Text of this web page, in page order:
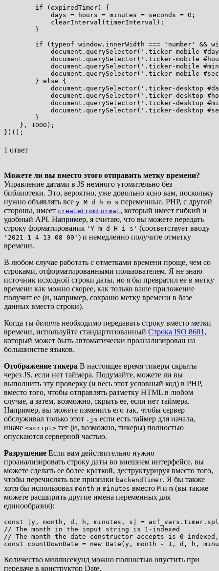
        if (expiredTimer) {
            days = hours = minutes = seconds = 0;
            clearInterval(timerInterval);
        }
if (typeof window.innerWidth === 'number' &&
document.querySelector('.ticker-mobile
document.querySelector('.ticker-mobile
document.querySelector('.ticker-mobile
document.querySelector('.ticker-mobile
        } else {
document.querySelector('.ticker-desktop
document.querySelector('.ticker-desktop
document.querySelector('.ticker-desktop
document.querySelector('.ticker-desktop
        }
    }, 1000);
1 ответ
Можете ли вы вместо этого отправить метку времени?
Управление датами в JS немного утомительно без
библиотеки. Это, вероятно, уже довольно ясно вам, поскольку
нужно объявлять все y M d h m s переменные. PHP, с другой
стороны, имеет createFromFormat, который имеет гибкий и
удобный API. Например, я считаю, что вы можете передать
строку форматирования 'Y m d H i s' (соответствует вводу
'2021 1 4 13 08 00' ) и немедленно получите отметку
времени.
В любом случае работать с отметками времени проще, чем со
строками, отформатированными пользователем. Я не знаю
источник исходной строки даты, но я бы превратил ее в метку
времени как можно скорее, как только ваше приложение
получит ее (и, например, сохраню метку времени в базе
данных вместо строки).
Когда ты делать необходимо передавать строку вместо метки
времени, используйте стандартизованный Строка ISO 8601 ,
который может быть автоматически проанализирован на
большинстве языков.
Отображение тикера В настоящее время тикеры скрыты
через JS, если нет таймера. Подумайте, можете ли вы
выполнить эту проверку (и весь этот условный код) в PHP,
вместо того, чтобы отправлять разметку HTML в любом
случае, а затем, возможно, скрыть ее, если нет таймера.
Например, вы можете изменить его так, чтобы сервер
обслуживал только этот .js если есть таймер для начала,
иначе <script> тег (и, возможно, тикеры) полностью
опускаются серверной частью.
Разрушение Если вам действительно нужно
проанализировать строку даты во внешнем интерфейсе, вы
можете сделать ее более краткой, деструктурируя вместо того,
чтобы перечислять все признаки backendTimer. Я бы также
хотя бы использовал month и minutes вместо M и m (вы также
можете расширить другие имена переменных для
единообразия):
const [y, month, d, h, minutes, s] =
// The month in the input string is 1-indexed
// The month the date constructor accepts is 0-
Количество миллисекунд можно полностью опустить при
передаче в конструктор Date.